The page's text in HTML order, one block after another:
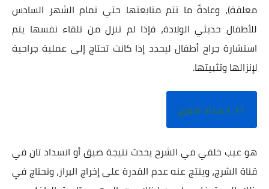
معلقة)، وعادةً ما تتم متابعتها حتي تمام الشهر السادس
للأطفال حديثي الولادة، فإذا لم تنزل من تلقاء نفسها يتم
استشارة جراح أطفال ليحدد إذا كانت تحتاج إلى عملية جراحية
لإنزالها وتثبيتها.
11. انسداد الشرج
هو عيب خلقي في الشرح يحدث نتيجة ضيق أو انسداد تان في
قناة الشرج، وينتج عنه عدم القدرة على إخراج البراز، ونحتاج في